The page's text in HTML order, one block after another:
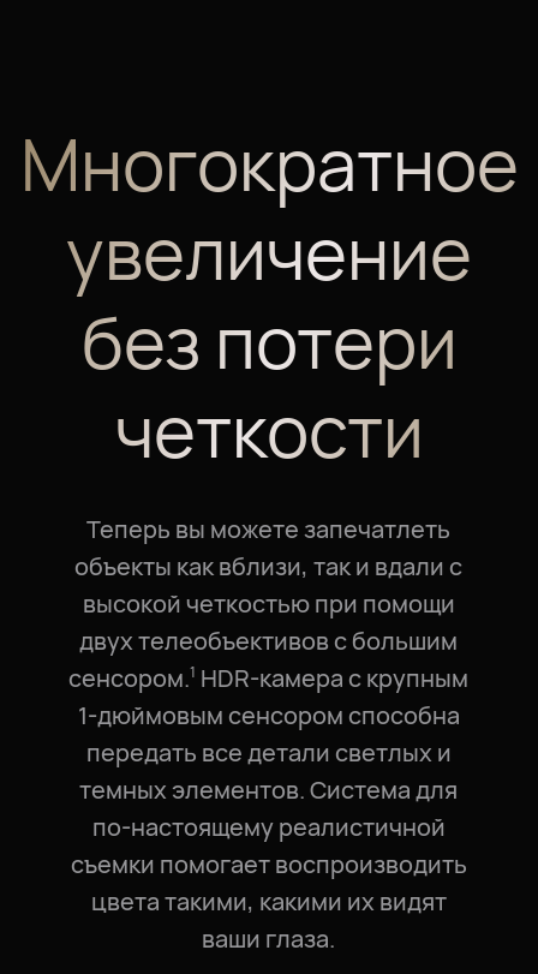
Многократное
увеличение
без потери
четкости
Теперь вы можете запечатлеть
объекты как вблизи, так и вдали с
высокой четкостью при помощи
двух телеобъективов с большим
сенсором.⁠1 HDR-камера с крупным
1⁠-⁠дюймовым сенсором способна
передать все детали светлых и
темных элементов. Система для
по-настоящему реалистичной
съемки помогает воспроизводить
цвета такими, какими их видят
ваши глаза.